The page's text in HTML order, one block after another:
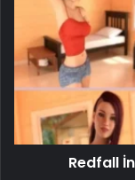
Redfall